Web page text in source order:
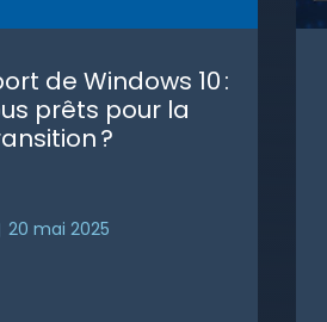
de Windows 10 :
prêts pour la
?
20 mai 2025